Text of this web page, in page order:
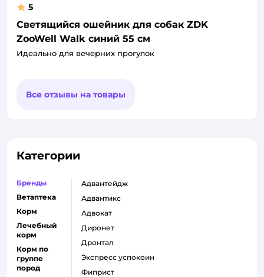
5
Светящийся ошейник для собак ZDK
ZooWell Walk синий 55 см
Идеально для вечерних прогулок
Все отзывы на товары
Категории
Бренды
Ветаптека
Корм
Лечебный
корм
Корм по
группе
пород
адвантейдж
адвантикс
адвокат
диронет
дронтал
экспресс успокоин
фиприст